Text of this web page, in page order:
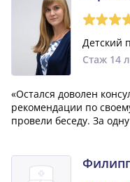
Детский
Стаж 14
«Остался доволен
рекомендации по
провели беседу. За
очень понравился.»